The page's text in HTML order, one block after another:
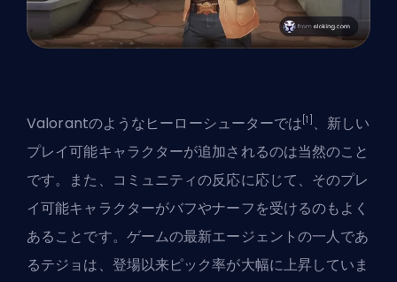
Valorantのようなヒーローシューターでは [1] 、新しい
プレイ可能キャラクターが追加されるのは当然のこと
です。また、コミュニティの反応に応じて、そのプレ
イ可能キャラクターがバフやナーフを受けるのもよく
あることです。ゲームの最新エージェントの一人であ
るテジョは、登場以来ピック率が大幅に上昇していま